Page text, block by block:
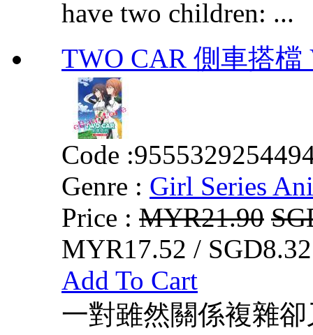
have two children: ...
TWO CAR 側車搭檔
Code :
Genre : Girl Series
Price : MYR21.90
MYR17.52 /
Add To Cart
一對雖然關係複雜